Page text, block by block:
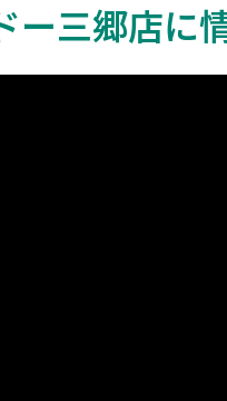
ー三郷店に